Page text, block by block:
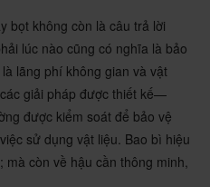
bọt không còn là câu trả lời
lúc nào cũng có nghĩa là bảo
lãng phí không gian và vật
giải pháp được thiết kế—
được kiểm soát để bảo vệ
sử dụng vật liệu. Bao bì hiệu
còn về hậu cần thông minh,